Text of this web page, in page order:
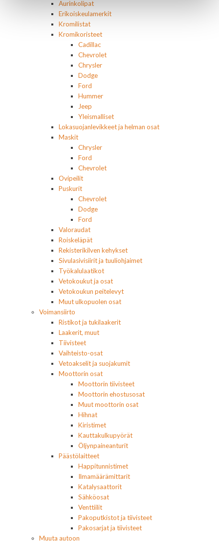
Aurinkolipat
Erikoiskeulamerkit
Kromilistat
Kromikoristeet
Cadillac
Chevrolet
Chrysler
Dodge
Ford
Hummer
Jeep
Yleismalliset
Lokasuojanlevikkeet ja helman osat
Maskit
Chrysler
Ford
Chevrolet
Ovipeilit
Puskurit
Chevrolet
Dodge
Ford
Valoraudat
Roiskeläpät
Rekisterikilven kehykset
Sivulasivisiirit ja tuuliohjaimet
Työkalulaatikot
Vetokoukut ja osat
Vetokoukun peitelevyt
Muut ulkopuolen osat
Voimansiirto
Ristikot ja tukilaakerit
Laakerit, muut
Tiivisteet
Vaihteisto-osat
Vetoakselit ja suojakumit
Moottorin osat
Moottorin tiivisteet
Moottorin ehostusosat
Muut moottorin osat
Hihnat
Kiristimet
Kauttakulkupyörät
Öljynpaineanturit
Päästölaitteet
Happitunnistimet
Ilmamäärämittarit
Katalysaattorit
Sähköosat
Venttiilit
Pakoputkistot ja tiivisteet
Pakosarjat ja tiivisteet
Muuta autoon